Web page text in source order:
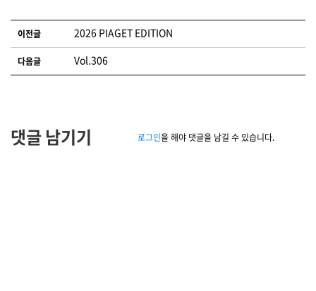
글 네비게이션
이전글 2026 PIAGET EDITION
다음글 Vol.306
댓글 남기기 로그인을 해야 댓글을 남길 수 있습니다.